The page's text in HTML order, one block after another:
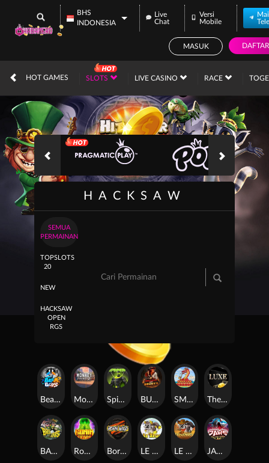
BHS
INDONESIA
Live
Chat
Versi
Mobile
MASUK DAFTAR
HOT GAMES SLOTS LIVE CASINO RACE
IDR
HACKSAW
SEMUA
PERMAINAN
TOP
20
SLOTS
NEW
HACKSAW
OPEN
RGS
Beam Boys Monkey Frenzy 2: Boss is Here! Spinman BULLETS AND BOUNTY SMOKING DRAGON The Luxe
BASH BROS Ronin Stackways Born Wild LE ZEUS LE COWBOY JAWS OF JUSTICE